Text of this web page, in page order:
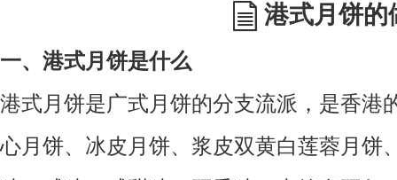
港式月饼的
一、港式月饼是什么
港式月饼是广式月饼的分支流派，是香港
心月饼、冰皮月饼、浆皮双黄白莲蓉月饼